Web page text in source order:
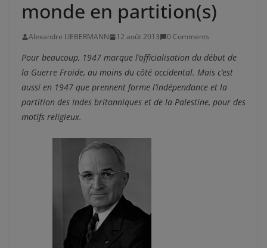
monde en partition(s)
Alexandre LIEBERMANN 12 août 2013 0 Comments
Pour beaucoup, 1947 marque l’officialisation du début de
la Guerre Froide, au moins du côté occidental. Mais c’est
aussi en 1947 que prennent forme l’indépendance et la
partition des Indes britanniques et de la Palestine, pour des
motifs religieux.